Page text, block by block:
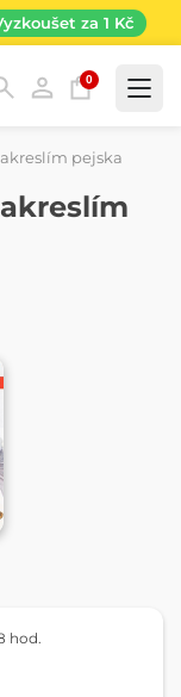
za 1 Kč
0
pejska
hod.